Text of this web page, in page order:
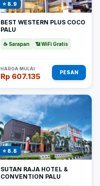
⭐ 8.9
BEST WESTERN PLUS COCO
PALU
☕ Sarapan 📶 WiFi Gratis
HARGA MULAI
Rp 607.135 PESAN
⭐ 8.8
SUTAN RAJA HOTEL &
CONVENTION PALU